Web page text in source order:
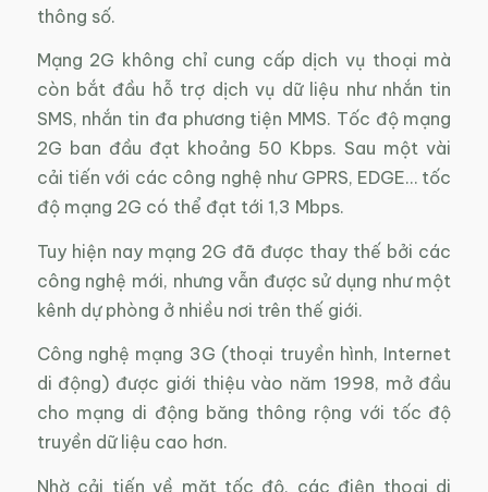
thông số.
Mạng 2G không chỉ cung cấp dịch vụ thoại mà
còn bắt đầu hỗ trợ dịch vụ dữ liệu như nhắn tin
SMS, nhắn tin đa phương tiện MMS. Tốc độ mạng
2G ban đầu đạt khoảng 50 Kbps. Sau một vài
cải tiến với các công nghệ như GPRS, EDGE… tốc
độ mạng 2G có thể đạt tới 1,3 Mbps.
Tuy hiện nay mạng 2G đã được thay thế bởi các
công nghệ mới, nhưng vẫn được sử dụng như một
kênh dự phòng ở nhiều nơi trên thế giới.
Công nghệ mạng 3G (thoại truyền hình, Internet
di động) được giới thiệu vào năm 1998, mở đầu
cho mạng di động băng thông rộng với tốc độ
truyền dữ liệu cao hơn.
Nhờ cải tiến về mặt tốc độ, các điện thoại di